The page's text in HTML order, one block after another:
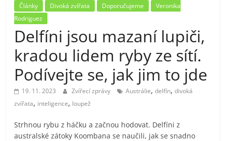
Články Divoká zvířata Doporučujeme
Veronika
Rodriguez
Delfíni jsou mazaní lupiči,
kradou lidem ryby ze sítí.
Podívejte se, jak jim to jde
19. 11. 2023 Zvířecí zprávy Austrálie,delfín,divoká
zvířata, inteligence, loupež
Strhnou rybu z háčku a začnou hodovat. Delfíni z
australské zátoky Koombana se naučili, jak se snadno